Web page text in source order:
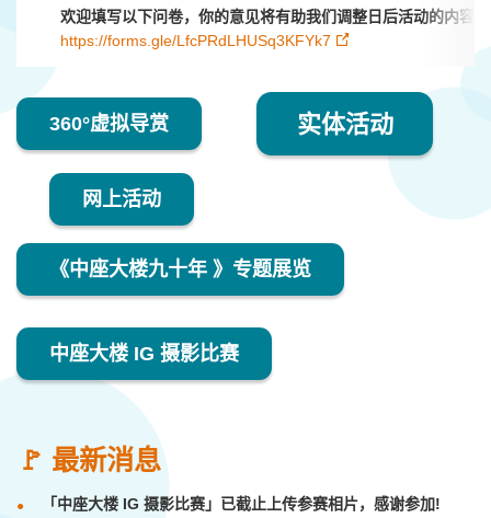
欢迎填写以下问卷，你的意见将有助我们调整日后活动的内容
https://forms.gle/LfcPRdLHUSq3KFYk7
360°虚拟导赏 实体活动
网上活动
《中座大楼九十年 》专题展览
中座大楼 IG 摄影比赛
🚩 最新消息
「中座大楼 IG 摄影比赛」已截止上传参赛相片，感谢参加!